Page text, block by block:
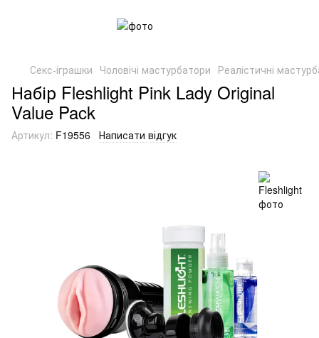
Секс-іграшки Чоловічі мастурбатори Реалістичні
Набір Fleshlight Pink Lady Original
Value Pack
Артикул: F19556 Написати відгук